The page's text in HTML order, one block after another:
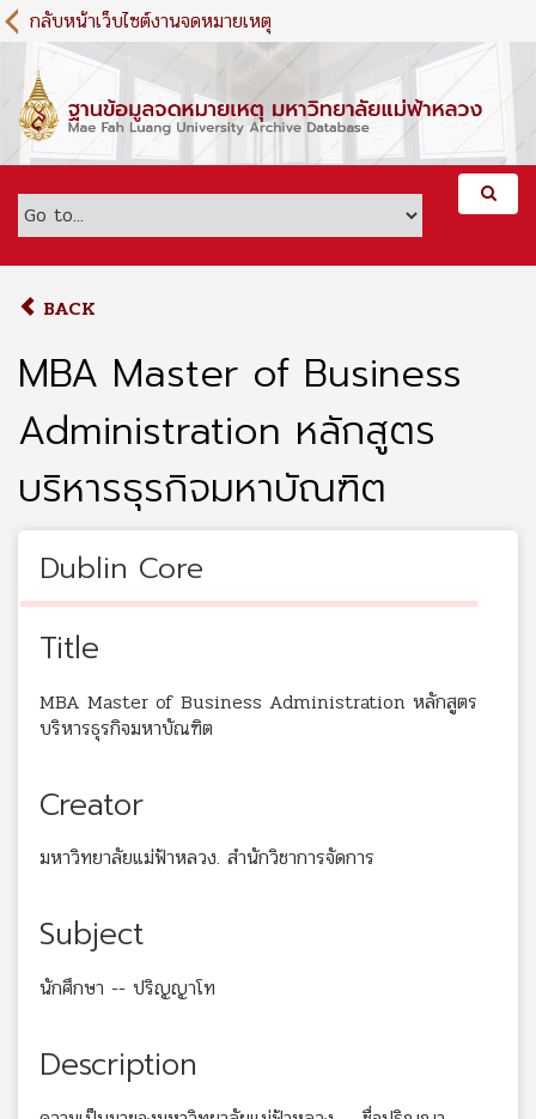
S
k
m
c
กลับหน้าเว็บไซต์งานจดหมายเหตุ
BACK
MBA Master of Business
Administration หลักสูตร
บริหารธุรกิจมหาบัณฑิต
Dublin Core
Title
MBA Master of Business Administration หลักสูตร
บริหารธุรกิจมหาบัณฑิต
Creator
มหาวิทยาลัยแม่ฟ้าหลวง. สำนักวิชาการจัดการ
Subject
นักศึกษา -- ปริญญาโท
Description